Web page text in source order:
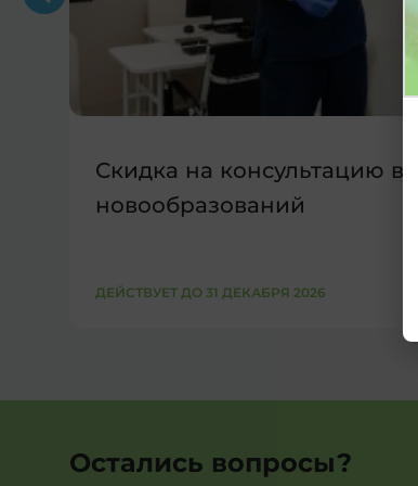
Скидка на консультацию
новообразований
ДЕЙСТВУЕТ ДО 31 ДЕКАБРЯ 2026
Остались вопросы?